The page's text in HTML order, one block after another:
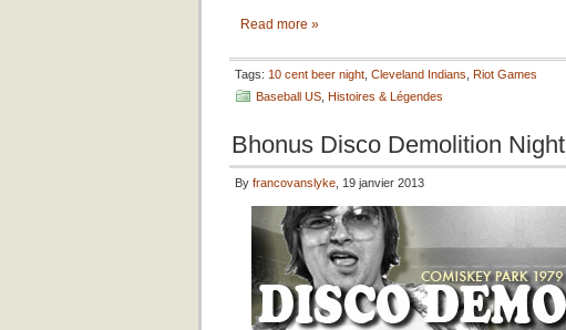
Read more »
Tags: 10 cent beer night Cleveland Indians Riot Games
Baseball US Histoires & Légendes
Bhonus Disco Demolition Night
By francovanslyke , 19 janvier 2013